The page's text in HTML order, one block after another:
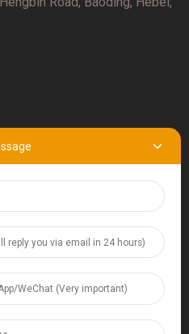
produits, veuillez utiliser nos
mail ou appelez-nous